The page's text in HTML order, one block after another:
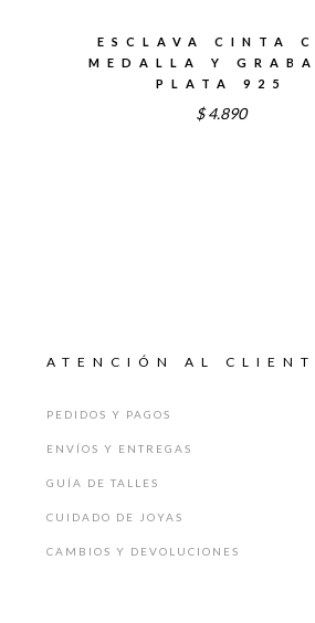
ESCLAVA CINTA
MEDALLA Y
PLATA 925
$ 4.890
ATENCIÓN AL
PEDIDOS Y PAGOS
ENVÍOS Y ENTREGAS
GUÍA DE TALLES
CUIDADO DE JOYAS
CAMBIOS Y DEVOLUCIONES